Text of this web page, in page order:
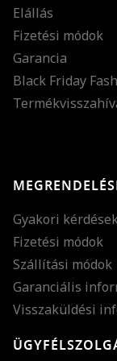
Elállás
Fizetési módok
Garancia
Black Friday
Gyakori
Fizetési módok
Szállítási módok
Garanciális
Visszaküldési